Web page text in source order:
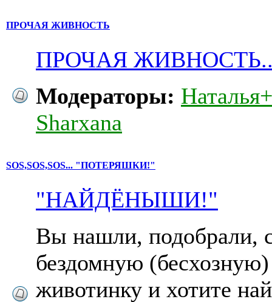
ПРОЧАЯ ЖИВНОСТЬ
ПРОЧАЯ
Модераторы:
Sharxana
SOS,SOS,SOS... "ПОТЕРЯШКИ!"
"НАЙДЁНЫШИ!"
Вы нашли, подобрали,
бездомную (беcхозную)
животинку и хотите